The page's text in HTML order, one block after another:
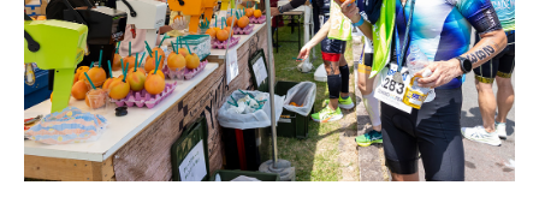
【受付終了】2026大会同日開催！小学生対象キッズ・ラ